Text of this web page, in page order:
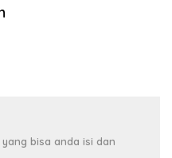
bisa anda isi dan